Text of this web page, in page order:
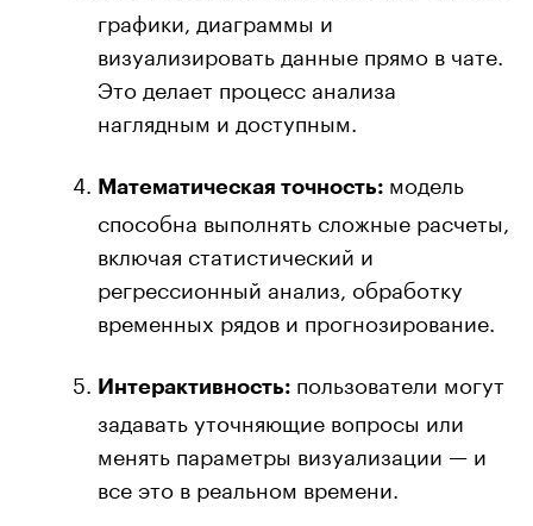
графики, диаграммы и
визуализировать данные прямо в чате.
Это делает процесс анализа
наглядным и доступным.
Математическая точность: модель
способна выполнять сложные расчеты,
включая статистический и
регрессионный анализ, обработку
временных рядов и прогнозирование.
Интерактивность: пользователи могут
задавать уточняющие вопросы или
менять параметры визуализации — и
все это в реальном времени.